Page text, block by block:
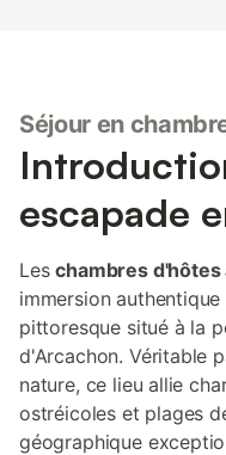
Séjour en
escapade
Leschambres d'hôtes
immersion
pittoresque situé à la
d'Arcachon. Véritable
nature, ce lieu allie
ostréicoles et plages
géographique